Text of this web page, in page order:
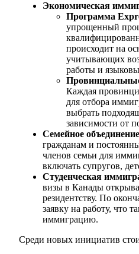
Экономическая
Программа
упрощенный
происходит на
учитывающих
работы и
Каждая
для отбора
выбрать
зависимости от
Семейное
гражданам и
членов семьи для
включать супругов,
Студенческая
визы в Канады
резидентству. По
заявку на работу, что
иммиграцию.
Среди новых инициатив